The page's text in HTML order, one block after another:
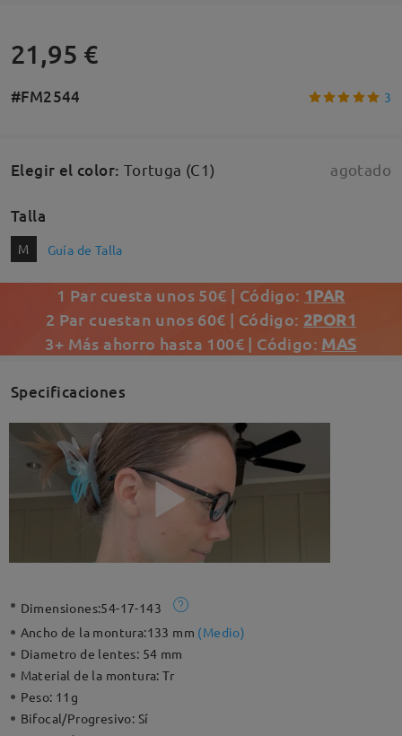
21,95 €
#FM2544 3
Elegir el color: Tortuga (C1) agotado
Talla
M Guía de Talla
1 Par cuesta unos 50€ | Código: 1PAR
2 Par cuestan unos 60€ | Código: 2POR1
3+ Más ahorro hasta 100€ | Código: MAS
Specificaciones
Dimensiones:54-17-143
Ancho de la montura:133 mm (Medio)
Diametro de lentes: 54 mm
Material de la montura:Tr
Peso: 11g
Bifocal/Progresivo: Sí